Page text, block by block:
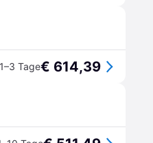
1–3 Tage€ 614,39